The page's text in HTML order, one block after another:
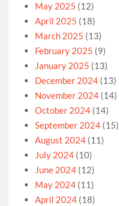
May 2025 (12)
April 2025 (18)
March 2025 (13)
February 2025 (9)
January 2025 (13)
December 2024 (13)
November 2024 (14)
October 2024 (14)
September 2024 (15)
August 2024 (11)
July 2024 (10)
June 2024 (12)
May 2024 (11)
April 2024 (18)